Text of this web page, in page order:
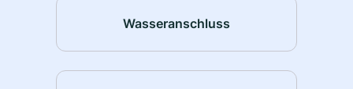
Wasseranschluss